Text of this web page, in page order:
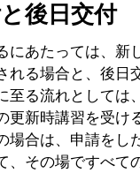
後日交付
にあたっては、新
れる場合と、後日
至る流れとしては
更新時講習を受け
場合は、申請をし
、その場ですべて